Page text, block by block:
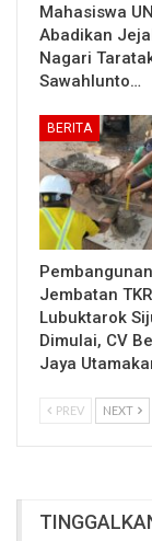
Mahasiswa
Abadikan
Nagari
Sawahlunto…
BERITA
Pembangunan
Jembatan TKR
Lubuktarok
Dimulai, CV
Jaya
PREV NEXT